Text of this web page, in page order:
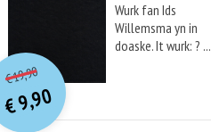
Wurk fan Ids
Willemsma yn in
doaske. It wurk: ? ...
€19,90O
orspr
onkelijke
prijs
was:
€ 19,90.
€9,90
Huidige
prijs
is:
€ 9,90.